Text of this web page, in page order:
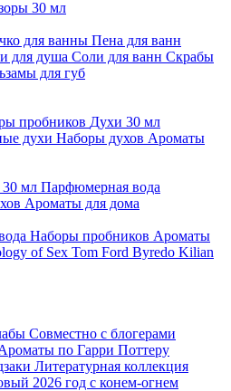
30 мл
для ванны Пена для ванн
для душа Соли для ванн Скрабы
для губ
пробников Духи 30 мл
духи Наборы духов Ароматы
мл Парфюмерная вода
Ароматы для дома
Наборы пробников Ароматы
of Sex Tom Ford Byredo Kilian
Совместно с блогерами
по Гарри Поттеру
Литературная коллекция
2026 год с конем-огнем